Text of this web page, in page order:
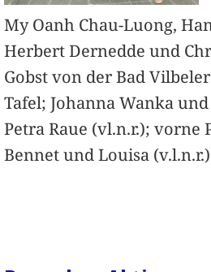
My Oanh Chau-Luong,
Herbert Dernedde und
Gobst von der Bad Vilbeler
Tafel; Johanna Wanka und
Petra Raue (vl.n.r.); vorne
Bennet und Louisa (v.l.n.r.)